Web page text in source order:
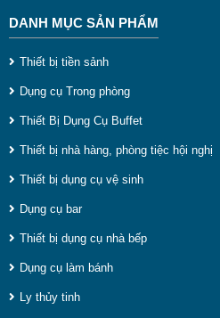
DANH MỤC SẢN PHẨM
Thiết bị tiền sảnh
Dụng cụ Trong phòng
Thiết Bị Dụng Cụ Buffet
Thiết bị nhà hàng, phòng tiệc hội nghị
Thiết bị dụng cụ vệ sinh
Dụng cụ bar
Thiết bị dụng cụ nhà bếp
Dụng cụ làm bánh
Ly thủy tinh